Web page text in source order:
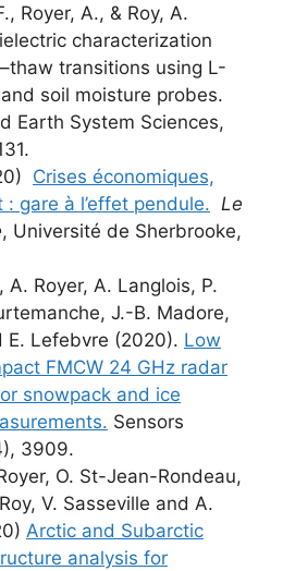
Royer, A., & Roy, A.
characterization
transitions using L-
soil moisture probes.
Earth System Sciences,
Crises économiques,
: gare à l’effet pendule. Le
, Université de Sherbrooke,
A. Royer, A. Langlois, P.
J.-B. Madore,
E. Lefebvre (2020). Low
FMCW 24 GHz radar
snowpack and ice
Sensors
3909.
O. St-Jean-Rondeau,
V. Sasseville and A.
Arctic and Subarctic
analysis for